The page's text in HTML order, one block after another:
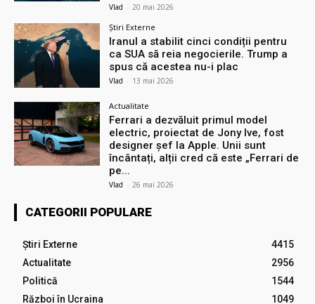
Vlad - 20 mai 2026
Știri Externe
Iranul a stabilit cinci condiții pentru
ca SUA să reia negocierile. Trump a
spus că acestea nu-i plac
Vlad - 13 mai 2026
Actualitate
Ferrari a dezvăluit primul model
electric, proiectat de Jony Ive, fost
designer șef la Apple. Unii sunt
încântați, alții cred că este „Ferrari de
pe...
Vlad - 26 mai 2026
CATEGORII POPULARE
Știri Externe
4415
Actualitate
2956
Politică
1544
Război în Ucraina
1049